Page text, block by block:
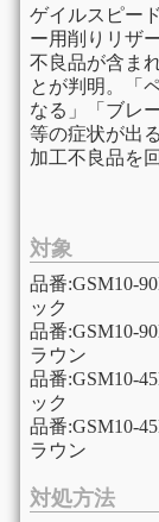
ゲイルスピー
ー用削りリザ
不良品が含ま
とが判明。「
なる」「ブレ
等の症状が出
加工不良品を
対象
品番:GSM10-
ック
品番:GSM10-
ラウン
品番:GSM10-
ック
品番:GSM10-
ラウン
対処方法